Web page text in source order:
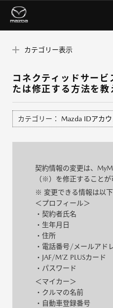
カテゴリー表示
コネクティッドサー
たは修正する方法を教
カテゴリー： Mazda IDアカウ
契約情報の変更は、
（※）を修正することが
※ 変更できる情報は以下
＜プロフィール＞
・契約者氏名
・生年月日
・住所
・電話番号/メールアド
・JAF/M’Z PLUSカード
・パスワード
＜マイカー＞
・クルマの名前
・自動車登録番号